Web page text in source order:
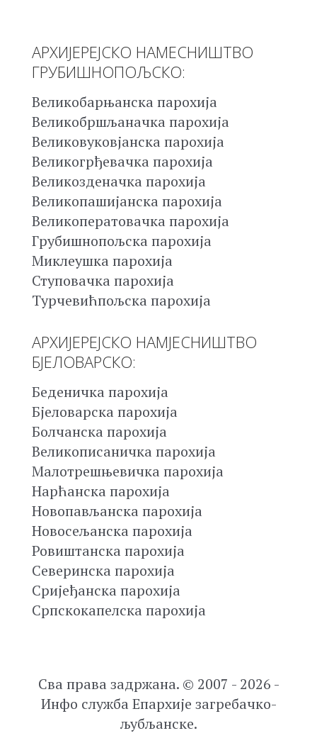
АРХИЈЕРЕЈСКО НАМЕСНИШТВО
ГРУБИШНОПОЉСКО:
Великобарњанска парохија
Великобршљаначка парохија
Великовуковјанска парохија
Великогрђевачка парохија
Великозденачка парохија
Великопашијанска парохија
Великоператовачка парохија
Грубишнопољска парохија
Миклеушка парохија
Ступовачка парохија
Турчевићпољска парохија
АРХИЈЕРЕЈСКО НАМЈЕСНИШТВО
БЈЕЛОВАРСКО:
Беденичка парохија
Бјеловарска парохија
Болчанска парохија
Великописаничка парохија
Малотрешњевичка парохија
Нарћанска парохија
Новопављанска парохија
Новосељанска парохија
Ровиштанска парохија
Северинска парохија
Сријеђанска парохија
Српскокапелска парохија
Сва права задржана. © 2007 - 2026 -
Инфо служба Епархије загребачко-
љубљанске.